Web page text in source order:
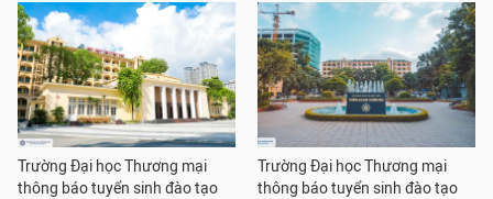
Trường Đại học Thương mại
thông báo tuyển sinh đào tạo
Trường Đại học Thương mại
thông báo tuyển sinh đào tạo